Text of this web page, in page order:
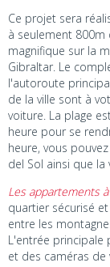
Ce projet sera
à seulement 800m
magnifique sur la
Gibraltar. Le
l'autoroute
de la ville sont à
voiture. La plage
heure pour se
heure, vous
del Sol ainsi que la
Les appartements
quartier sécurisé
entre les
L'entrée principale
et des caméras